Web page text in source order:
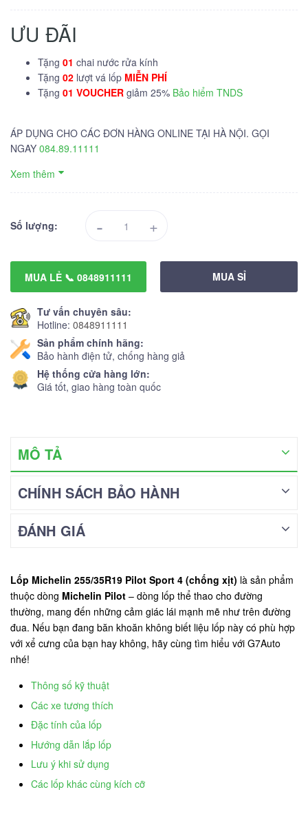
ƯU ĐÃI
Tặng 01 chai nước rửa kính
Tặng 02 lượt vá lốp MIỄN PHÍ
Tặng 01 VOUCHER giảm 25% Bảo hiểm TNDS
ÁP DỤNG CHO CÁC ĐƠN HÀNG ONLINE TẠI HÀ NỘI. GỌI
NGAY 084.89.11111
Xem thêm
Số lượng: - +
MUA LẺ 📞 0848911111 MUA SỈ
Tư vấn chuyên sâu:
Hotline: 0848911111
Sản phẩm chính hãng:
Bảo hành điện tử, chống hàng giả
Hệ thống cửa hàng lớn:
Giá tốt, giao hàng toàn quốc
MÔ TẢ
CHÍNH SÁCH BẢO HÀNH
ĐÁNH GIÁ
Lốp Michelin 255/35R19 Pilot Sport 4 (chống xịt) là sản phẩm
thuộc dòng Michelin Pilot – dòng lốp thể thao cho đường
thường, mang đến những cảm giác lái mạnh mẽ như trên đường
đua. Nếu bạn đang băn khoăn không biết liệu lốp này có phù hợp
với xể cưng của bạn hay không, hãy cùng tìm hiểu với G7Auto
nhé!
Thông số kỹ thuật
Các xe tương thích
Đặc tính của lốp
Hướng dẫn lắp lốp
Lưu ý khi sử dụng
Các lốp khác cùng kích cỡ